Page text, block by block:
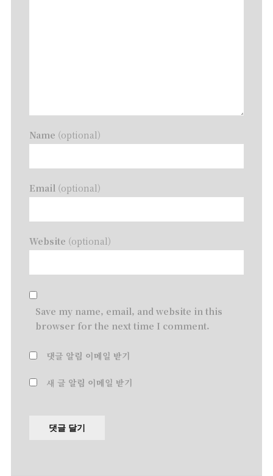
Name (optional)
Email (optional)
Website (optional)
Save my name, email, and website in this
browser for the next time I comment.
댓글 알림 이메일 받기
새 글 알림 이메일 받기